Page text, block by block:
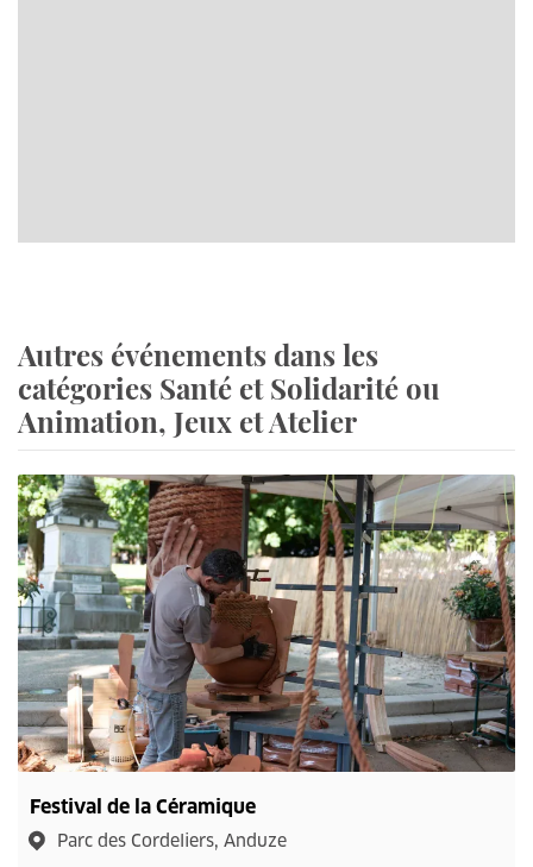
Autres événements dans les
catégories Santé et Solidarité ou
Animation, Jeux et Atelier
Festival de la Céramique
Parc des Cordeliers, Anduze